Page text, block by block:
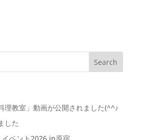
理教室」動画が公開されました(^^♪
した